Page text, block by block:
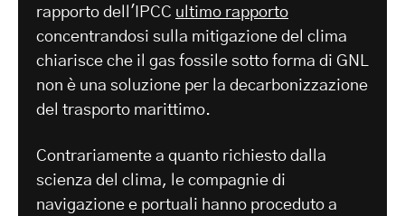
rapporto dell'IPCC ultimo rapporto
concentrandosi sulla mitigazione del clima
chiarisce che il gas fossile sotto forma di GNL
non è una soluzione per la decarbonizzazione
del trasporto marittimo.
Contrariamente a quanto richiesto dalla
scienza del clima, le compagnie di
navigazione e portuali hanno proceduto a